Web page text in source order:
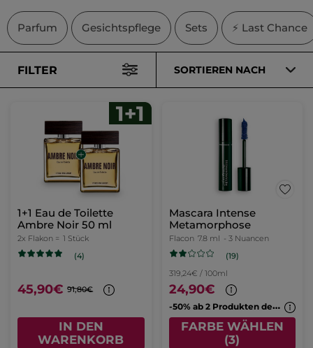
Parfum Gesichtspflege Sets ⚡ Last Chance
FILTER SORTIEREN NACH
1+1 Eau de Toilette
Ambre Noir 50 ml
2x Flakon = 1 Stück
(4)
45,90€ 91,80€
IN DEN
WARENKORB
Mascara Intense
Metamorphose
Flacon 7.8 ml - 3 Nuancen
(19)
319,24€ / 100ml
24,90€
-
50% ab 2 Produkten deiner Wahl
FARBE WÄHLEN
(3)